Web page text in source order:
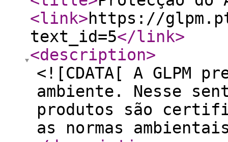
<link>https://
text_id=5</link>
<description>
<![CDATA[ A GLPM
ambiente. Nesse
produtos são
as normas